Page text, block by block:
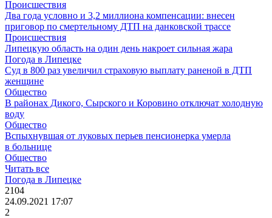
Происшествия
Два года условно и 3,2 миллиона компенсации: внесен
приговор по смертельному ДТП на данковской трассе
Происшествия
Липецкую область на один день накроет сильная жара
Погода в Липецке
Суд в 800 раз увеличил страховую выплату раненой в ДТП
женщине
Общество
В районах Дикого, Сырского и Коровино отключат холодную
воду
Общество
Вспыхнувшая от луковых перьев пенсионерка умерла
в больнице
Общество
Читать все
Погода в Липецке
2104
24.09.2021 17:07
2